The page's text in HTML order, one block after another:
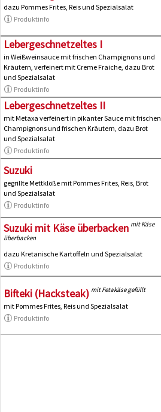
dazu Pommes Frites, Reis und Spezialsalat
Produktinfo
Lebergeschnetzeltes I
in Weißweinsauce mit frischen Champignons und
Kräutern, verfeinert mit Creme Fraiche, dazu Brot
und Spezialsalat
Produktinfo
Lebergeschnetzeltes II
mit Metaxa verfeinert in pikanter Sauce mit frischen
Champignons und frischen Kräutern, dazu Brot
und Spezialsalat
Produktinfo
Suzuki
gegrillte Mettklöße mit Pommes Frites, Reis, Brot
und Spezialsalat
Produktinfo
Suzuki mit Käse überbacken mit Käse
überbacken
dazu Kretanische Kartoffeln und Spezialsalat
Produktinfo
Bifteki (Hacksteak) mit Fetakäse gefüllt
mit Pommes Frites, Reis und Spezialsalat
Produktinfo